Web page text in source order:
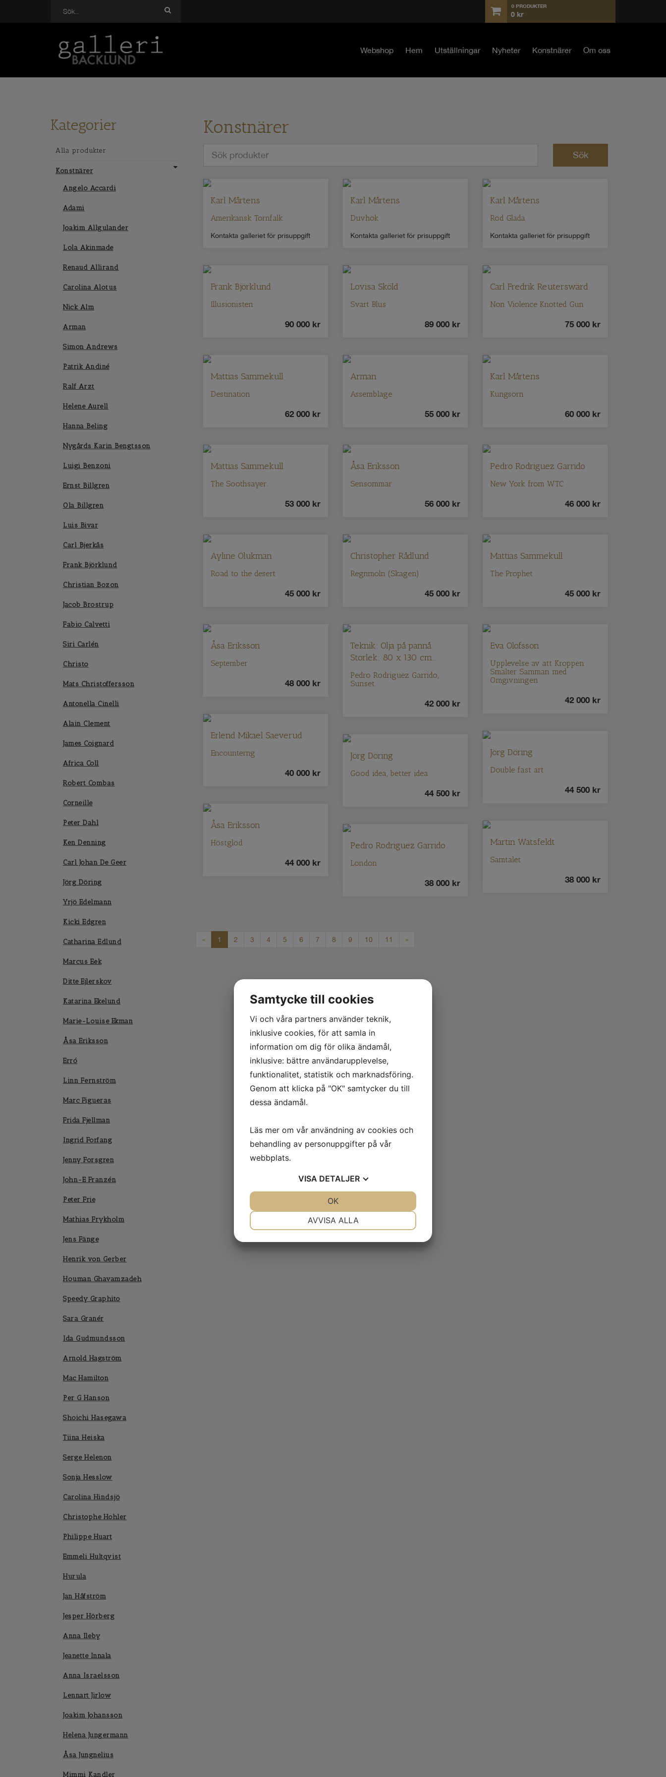
0 PRODUKTER
0 kr
Webshop Hem Utställningar Nyheter Konstnärer Om oss
Kategorier
Alla produkter
Konstnärer
Angelo Accardi
Adami
Joakim Allgulander
Lola Akinmade
Renaud Allirand
Carolina Alotus
Nick Alm
Arman
Simon Andrews
Patrik Andiné
Ralf Arzt
Helene Aurell
Hanna Beling
Nygårds Karin Bengtsson
Luigi Benzoni
Ernst Billgren
Ola Billgren
Luis Bivar
Carl Bjerkås
Frank Björklund
Christian Bozon
Jacob Brostrup
Fabio Calvetti
Siri Carlén
Christo
Mats Christoffersson
Antonella Cinelli
Alain Clement
James Coignard
Africa Coll
Robert Combas
Corneille
Peter Dahl
Ken Denning
Carl Johan De Geer
Jörg Döring
Yrjö Edelmann
Kicki Edgren
Catharina Edlund
Marcus Eek
Ditte Ejlerskov
Katarina Ekelund
Marie-Louise Ekman
Åsa Eriksson
Erró
Linn Fernström
Marc Figueras
Frida Fjellman
Ingrid Forfang
Jenny Forsgren
John-E Franzén
Peter Frie
Mathias Frykholm
Jens Fänge
Henrik von Gerber
Houman Ghavamzadeh
Speedy Graphito
Sara Granér
Ida Gudmundsson
Arnold Hagström
Mac Hamilton
Per G Hanson
Shoichi Hasegawa
Tiina Heiska
Serge Helenon
Sonja Hesslow
Carolina Hindsjö
Christophe Hohler
Philippe Huart
Emmeli Hultqvist
Hurula
Jan Håfström
Jesper Hörberg
Anna Ileby
Jeanette Innala
Anna Israelsson
Lennart Jirlow
Joakim Johansson
Helena Jungermann
Åsa Jungnelius
Mimmi Kandler
Konstnärer
Karl Mårtens
Amerikansk Tornfalk
Kontakta galleriet för prisuppgift
Karl Mårtens
Duvhök
Kontakta galleriet för prisuppgift
Karl Mårtens
Röd Glada
Kontakta galleriet för prisuppgift
Frank Björklund
Illusionisten
90 000kr
Lovisa Sköld
Svart Blus
89 000 kr
Carl Fredrik Reuterswärd
Non Violence Knotted Gun
75 000kr
Mattias Sammekull
Destination
62 000kr
Arman
Assemblage
55 000 kr
Karl Mårtens
Kungsörn
60 000kr
Mattias Sammekull
The Soothsayer.
53 000kr
Åsa Eriksson
Sensommar
56 000 kr
Pedro Rodriguez Garrido
New York from WTC
46 000kr
Ayline Olukman
Road to the desert
45 000kr
Christopher Rådlund
Regnmoln (Skagen)
45 000 kr
Mattias Sammekull
The Prophet
45 000kr
Åsa Eriksson
September
48 000kr
Teknik: Olja på pannå
Storlek: 80 x 130 cm...
Pedro Rodriguez Garrido,
Sunset.
42 000 kr
Eva Olofsson
Upplevelse av att Kroppen
Smälter Samman med
Omgivningen
42 000kr
Erlend Mikael Saeverud
Encounterng
40 000kr
Jörg Döring
Double fast art
44 500kr
Jörg Döring
Good idea, better idea
44 500 kr
Åsa Eriksson
Höstglöd
44 000kr
Martin Watsfeldt
Samtalet
38 000kr
Pedro Rodriguez Garrido
London
38 000 kr
« 1 2 3 4 5 6 7 8 9 10 11 »
Samtycke till cookies
Vi och våra partners använder teknik,
inklusive cookies, för att samla in
information om dig för olika ändamål,
inklusive: bättre användarupplevelse,
funktionalitet, statistik och marknadsföring.
Genom att klicka på "OK" samtycker du till
dessa ändamål.
Läs mer om vår användning av cookies och
behandling av personuppgifter på vår
webbplats.
VISA DETALJER
AVVISA ALLA
OK